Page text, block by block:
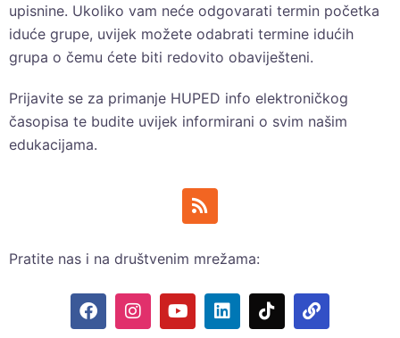
upisnine. Ukoliko vam neće odgovarati termin početka
iduće grupe, uvijek možete odabrati termine idućih
grupa o čemu ćete biti redovito obaviješteni.
Prijavite se za primanje HUPED info elektroničkog
časopisa te budite uvijek informirani o svim našim
edukacijama.
Pratite nas i na društvenim mrežama: